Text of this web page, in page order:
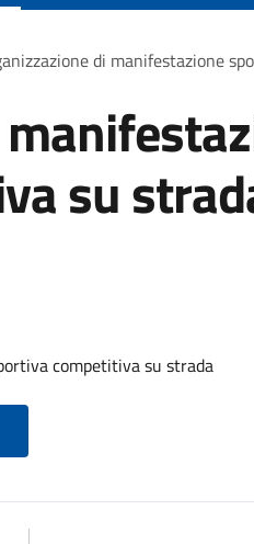
di manifestazione
su
competitiva su strada